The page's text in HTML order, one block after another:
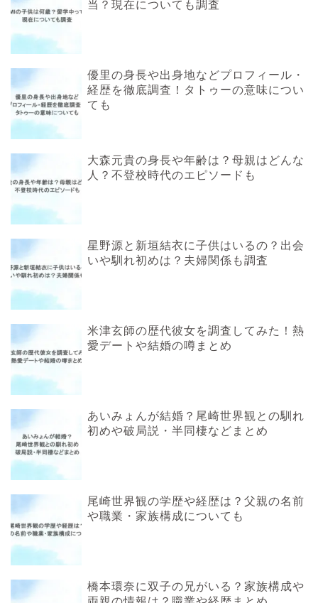
当？現在についても調査
優里の身長や出身地などプロフィール・
経歴を徹底調査！タトゥーの意味につい
ても
大森元貴の身長や年齢は？母親はどんな
人？不登校時代のエピソードも
星野源と新垣結衣に子供はいるの？出会
いや馴れ初めは？夫婦関係も調査
米津玄師の歴代彼女を調査してみた！熱
愛デートや結婚の噂まとめ
あいみょんが結婚？尾崎世界観との馴れ
初めや破局説・半同棲などまとめ
尾崎世界観の学歴や経歴は？父親の名前
や職業・家族構成についても
橋本環奈に双子の兄がいる？家族構成や